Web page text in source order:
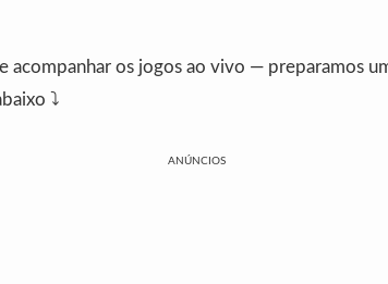
acompanhar os jogos ao vivo — preparamos
⤵️
ANÚNCIOS